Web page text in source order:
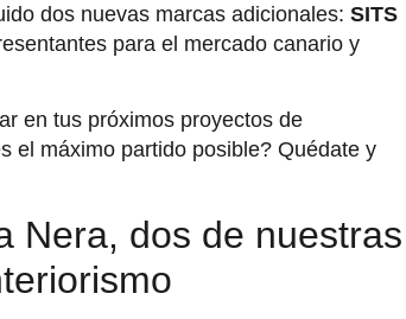
dos nuevas marcas adicionales: SITS
para el mercado canario y
en tus próximos proyectos de
el máximo partido posible? Quédate y
Nera, dos de nuestras